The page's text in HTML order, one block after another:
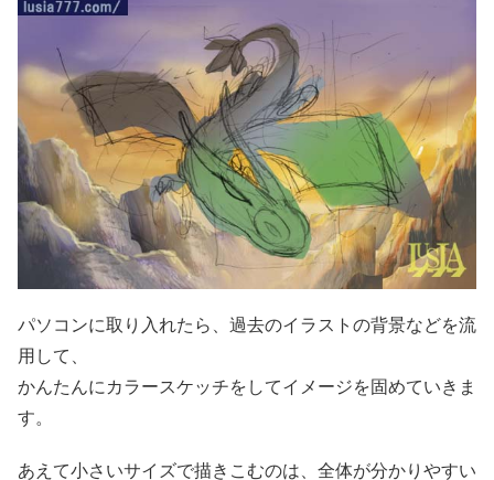
パソコンに取り入れたら、過去のイラストの背景などを流
用して、
かんたんにカラースケッチをしてイメージを固めていきま
す。
あえて小さいサイズで描きこむのは、全体が分かりやすい